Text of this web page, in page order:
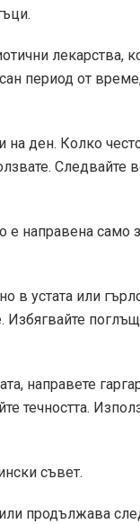
лекарства,
период от
на ден. Колко
Следвайте
е направена само
в устата или
Избягвайте
направете
течността.
съвет.
продължава